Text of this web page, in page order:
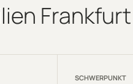
SCHWERPUNKT